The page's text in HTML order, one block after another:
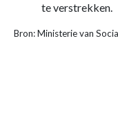
te verstrekken.
Bron: Ministerie van